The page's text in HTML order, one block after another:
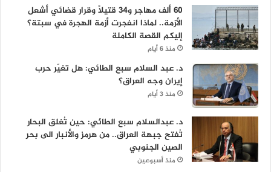
60 ألف مهاجر و34 قتيلاً وقرار قضائي أشعل
الأزمة.. لماذا انفجرت أزمة الهجرة في سبتة؟
إليكم القصة الكاملة
منذ 6 أيام
د. عبد السلام سبع الطائي: هل تغيّر حرب
إيران وجه العراق؟
منذ 3 أيام
د. عبدالسلام سبع الطائي: حين تُغلق البحار
تُفتح جبهة العراق.. من هرمز والأنبار الى بحر
الصين الجنوبي
منذ أسبوعين